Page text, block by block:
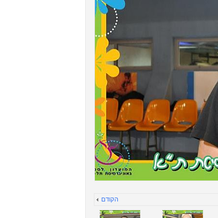
הקודם